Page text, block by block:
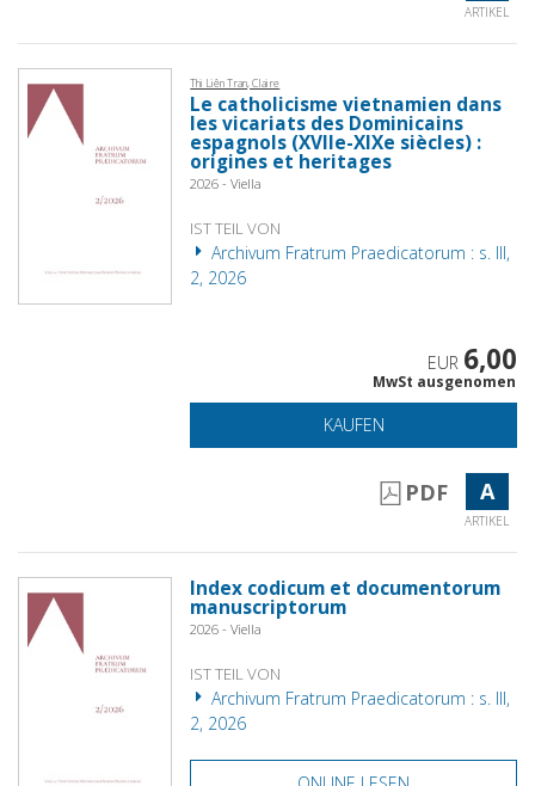
ARTIKEL
Thi Liên Tran, Claire
Le catholicisme vietnamien dans
les vicariats des Dominicains
espagnols (XVIIe-XIXe siècles) :
origines et heritages
2026 - Viella
IST TEIL VON
Archivum Fratrum Praedicatorum : s. III,
2, 2026
EUR 6,00
MwSt ausgenomen
KAUFEN
PDF A
ARTIKEL
Index codicum et documentorum
manuscriptorum
2026 - Viella
IST TEIL VON
Archivum Fratrum Praedicatorum : s. III,
2, 2026